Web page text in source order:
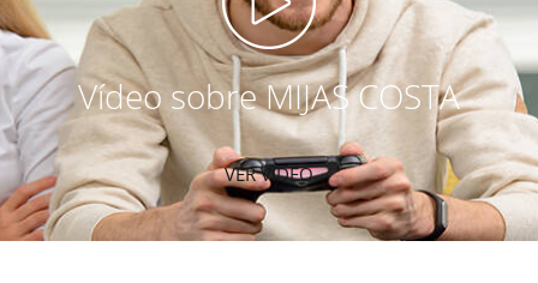
Vídeo sobre MIJAS COSTA
VER VIDEO